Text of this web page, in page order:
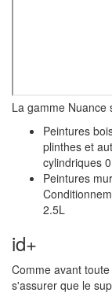
La gamme Nuance
Peintures
plinthes et
cylindriques
Peintures
2.5L
id+
Comme avant
s'assurer que le